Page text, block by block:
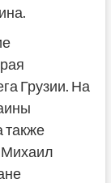
Грузии. На
также
Михаил